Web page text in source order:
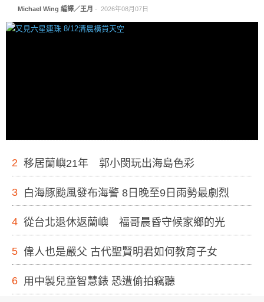
Michael Wing 編譯／王月 - 2026年08月07日
2 移居蘭嶼21年 郭小閔玩出海島色彩
3 白海豚颱風發布海警 8日晚至9日雨勢最劇烈
4 從台北退休返蘭嶼 福哥晨昏守候家鄉的光
5 偉人也是嚴父 古代聖賢明君如何教育子女
6 用中製兒童智慧錶 恐遭偷拍竊聽